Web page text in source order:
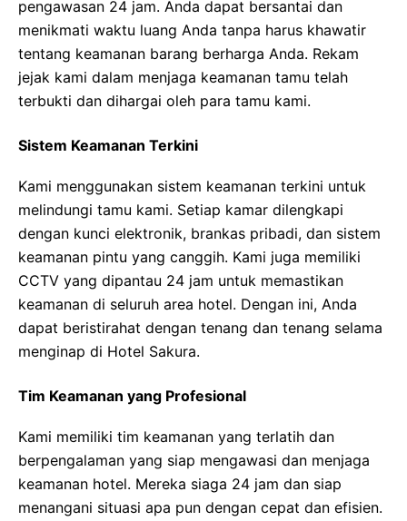
pengawasan 24 jam. Anda dapat bersantai dan
menikmati waktu luang Anda tanpa harus khawatir
tentang keamanan barang berharga Anda. Rekam
jejak kami dalam menjaga keamanan tamu telah
terbukti dan dihargai oleh para tamu kami.
Sistem Keamanan Terkini
Kami menggunakan sistem keamanan terkini untuk
melindungi tamu kami. Setiap kamar dilengkapi
dengan kunci elektronik, brankas pribadi, dan sistem
keamanan pintu yang canggih. Kami juga memiliki
CCTV yang dipantau 24 jam untuk memastikan
keamanan di seluruh area hotel. Dengan ini, Anda
dapat beristirahat dengan tenang dan tenang selama
menginap di Hotel Sakura.
Tim Keamanan yang Profesional
Kami memiliki tim keamanan yang terlatih dan
berpengalaman yang siap mengawasi dan menjaga
keamanan hotel. Mereka siaga 24 jam dan siap
menangani situasi apa pun dengan cepat dan efisien.